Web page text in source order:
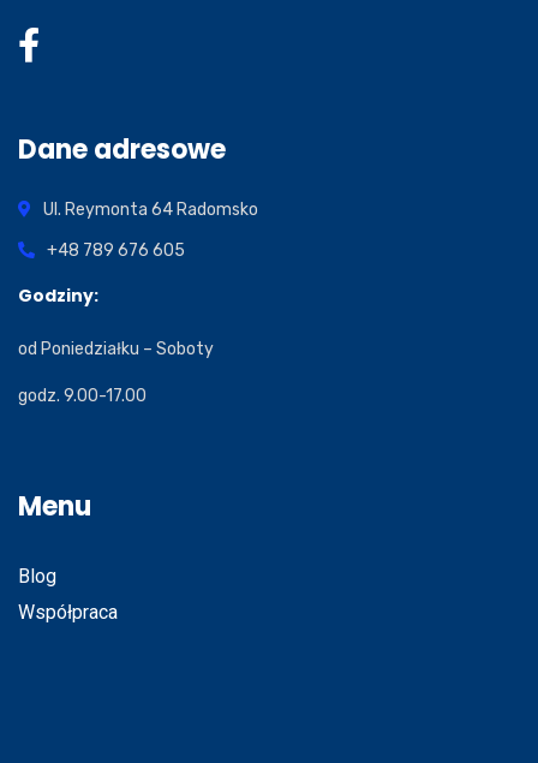
Dane adresowe
Ul. Reymonta 64 Radomsko
+48 789 676 605
Godziny:
od Poniedziałku – Soboty
godz. 9.00-17.00
Menu
Blog
Współpraca